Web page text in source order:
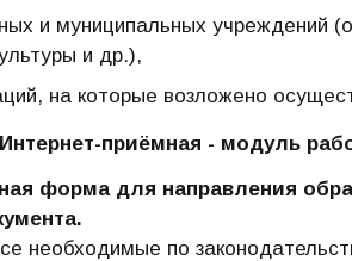
и муниципальных учреждений
и др.),
на которые возложено
приёмная - модуль
форма для направления
необходимые по